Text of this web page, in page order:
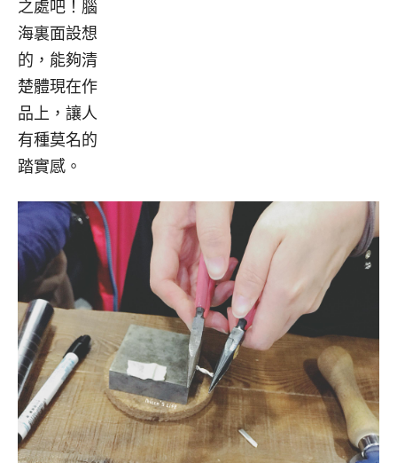
之處吧！腦
海裏面設想
的，能夠清
楚體現在作
品上，讓人
有種莫名的
踏實感。